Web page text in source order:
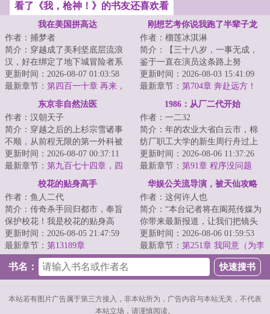
看了《我，枪神！》的书友还喜欢看
我在美国拼高达
作者：捕梦者
简介：穿越成了美利坚底层流浪
汉，好在绑定了地下城冒险者系
统。你发现了退役恶魔骑士的尸
体，拾取【MAA...
更新时间：2026-08-07 01:03:58
最新章节： 第四百一十章 再来，
都来！（求月票）
刚想艺考你说我跑了半辈子龙
套？
作者：榴莲冰淇淋
简介：【三十八岁，一事无成，
鉴于一直在演员这条路上努
力，‘龙套逆袭成老戏骨系统’开
启！】陈瑾看着提...
更新时间：2026-08-03 15:41:09
最新章节： 第704章 奔赴远方！
东京非自然法医
作者：汉朝天子
简介：穿越之后的上杉宗雪诸事
不顺，从前程无限的第一外科被
赶去了最悲剧最没有前途最不受
人待见没钱没地...
更新时间：2026-08-07 00:37:11
最新章节： 第九百七十四章，四
天三夜游轮之旅！
1986：从厂二代开始
作者：一二32
简介：年的农业大省白云市，棉
纺厂职工大学的新生周行舟过上
了别人羡慕不来的美好生活。若
干年后有人问：...
更新时间：2026-08-06 11:37:26
最新章节： 第91章 程序没问题
校花的贴身高手
作者：鱼人二代
简介：传奇杀手回归都市，奉旨
保护校花！我是校花的贴身高
手，你们最好离我远一点，不然
大小姐又要吃醋了...
更新时间：2026-08-05 21:47:59
最新章节： 第13189章
华娱公关流导演，被天仙攻略
作者：这何许人也
简介：“本台记者将在阆苑传媒为
你带来最新报道，让我们把镜头
交给她！”画面中，一个年轻的记
者站在一位...
更新时间：2026-08-06 01:59:53
最新章节： 第251章 我同意（为李
壮壮、大剑豪鹰眼乔拉可尔米霍
克和其他打赏加更）
书名：
本站若有图片广告属于第三方接入，非本站所为，广告内容与本站无关，不代表
本站立场，请谨慎阅读。